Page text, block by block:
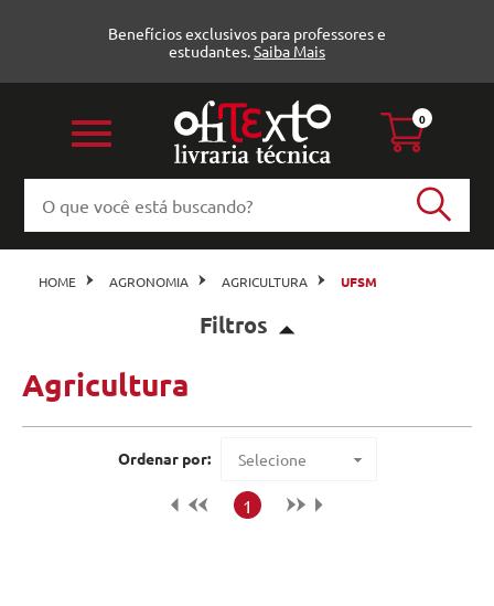
Benefícios exclusivos para professores e
estudantes. Saiba Mais
0
HOME AGRONOMIA AGRICULTURA UFSM
Filtros
Agricultura (2)
UFSM
Veja todas as opções
Agricultura
Ordenar por: Selecione
Maior preço
1